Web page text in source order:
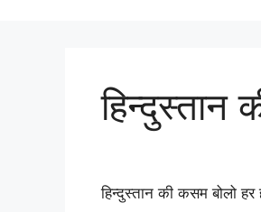
हिन्दुस्तान
हिन्दुस्तान की कसम बोलो हर